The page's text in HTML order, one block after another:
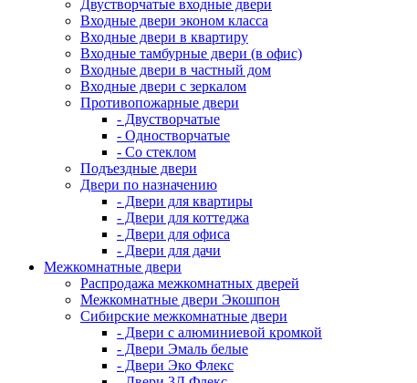
Двустворчатые входные двери
Входные двери эконом класса
Входные двери в квартиру
Входные тамбурные двери (в офис)
Входные двери в частный дом
Входные двери с зеркалом
Противопожарные двери
- Двустворчатые
- Одностворчатые
- Со стеклом
Подъездные двери
Двери по назначению
- Двери для квартиры
- Двери для коттеджа
- Двери для офиса
- Двери для дачи
Межкомнатные двери
Распродажа межкомнатных дверей
Межкомнатные двери Экошпон
Сибирские межкомнатные двери
- Двери с алюминиевой кромкой
- Двери Эмаль белые
- Двери Эко Флекс